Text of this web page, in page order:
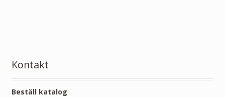
Kontakt
Beställ katalog